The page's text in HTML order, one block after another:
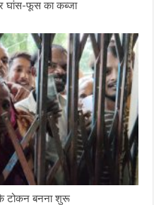
घांस-फूस का कब्जा
के टोकन बनना शुरू